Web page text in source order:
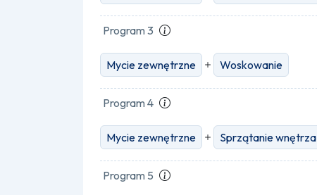
Program 3
Mycie zewnętrzne
Woskowanie
Program 4
Mycie zewnętrzne
Sprzątanie wnętrza
Program 5